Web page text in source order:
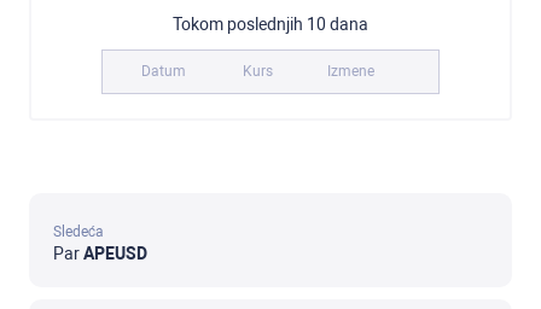
Tokom poslednjih 10 dana
Datum Kurs Izmene
Sledeća
ParAPEUSD